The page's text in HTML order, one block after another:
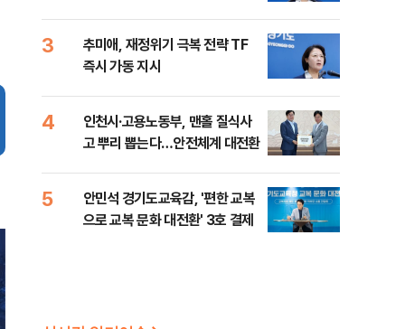
3
추미애, 재정위기 극복 전략 TF
즉시 가동 지시
4
인천시·고용노동부, 맨홀 질식사
고 뿌리 뽑는다…안전체계 대전환
5
안민석 경기도교육감, '편한 교복
으로 교복 문화 대전환' 3호 결제